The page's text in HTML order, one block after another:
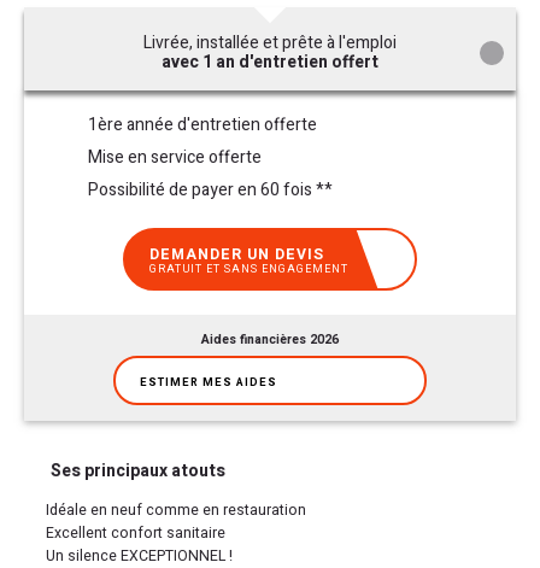
Livrée, installée et prête à l'emploi
avec 1 an d'entretien offert
1ère année d'entretien offerte
Mise en service offerte
Possibilité de payer en 60 fois **
DEMANDER UN DEVIS
GRATUIT ET SANS ENGAGEMENT
Aides financières 2026
ESTIMER MES AIDES
Ses principaux atouts
Idéale en neuf comme en restauration
Excellent confort sanitaire
Un silence EXCEPTIONNEL !